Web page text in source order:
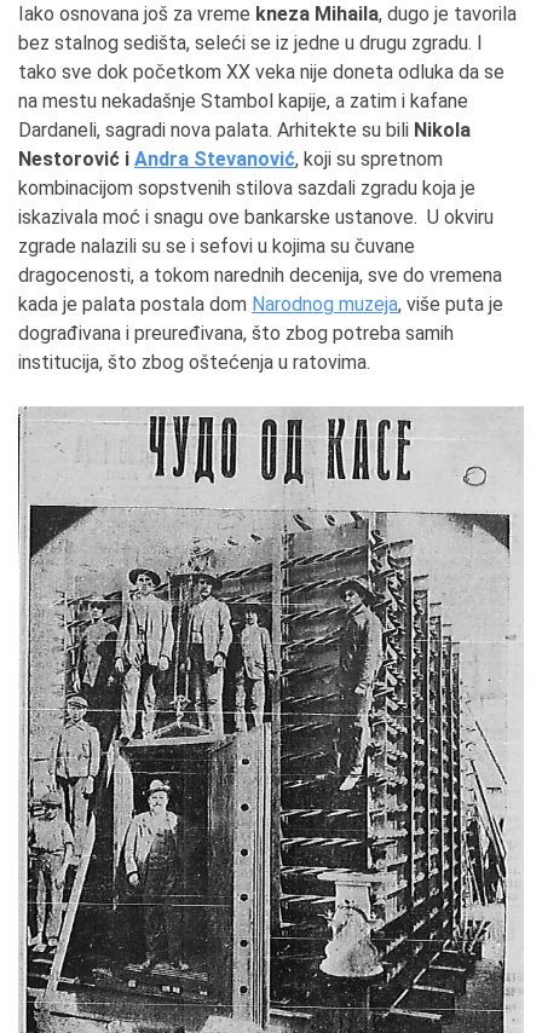
Iako osnovana još za vreme kneza Mihaila, dugo je tavorila
bez stalnog sedišta, seleći se iz jedne u drugu zgradu. I
tako sve dok početkom XX veka nije doneta odluka da se
na mestu nekadašnje Stambol kapije, a zatim i kafane
Dardaneli, sagradi nova palata. Arhitekte su bili Nikola
Nestorović i Andra Stevanović, koji su spretnom
kombinacijom sopstvenih stilova sazdali zgradu koja je
iskazivala moć i snagu ove bankarske ustanove. U okviru
zgrade nalazili su se i sefovi u kojima su čuvane
dragocenosti, a tokom narednih decenija, sve do vremena
kada je palata postala dom Narodnog muzeja, više puta je
dograđivana i preuređivana, što zbog potreba samih
institucija, što zbog oštećenja u ratovima.